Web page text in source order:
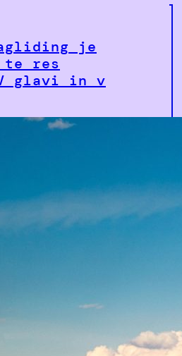
je
te res
V glavi in v